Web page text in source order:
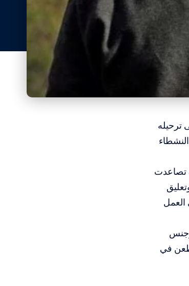
ترحيله
ضده تصاعدت
العمل
في